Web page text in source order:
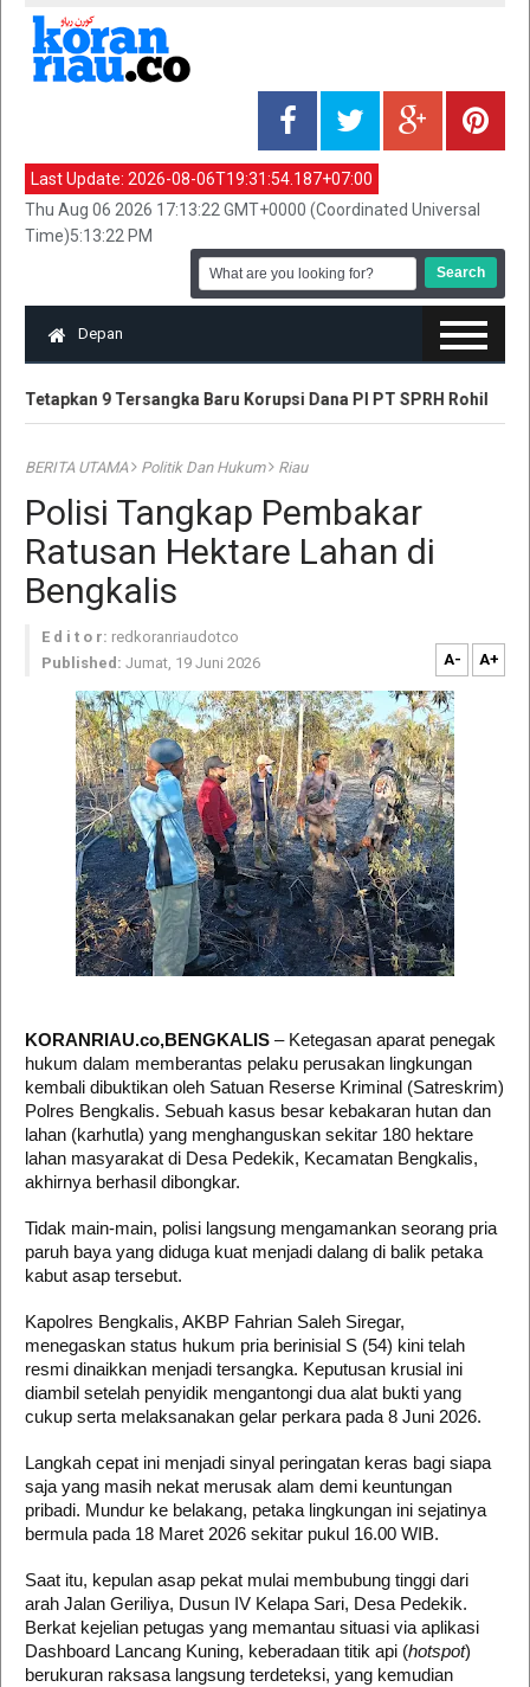
Last Update: 2026-08-06T19:31:54.187+07:00
Thu Aug 06 2026 17:13:22 GMT+0000 (Coordinated Universal
Time)5:13:22 PM
Depan
Tetapkan 9 Tersangka Baru Korupsi Dana PI PT SPRH Rohil
BERITA UTAMA Politik Dan Hukum Riau
Polisi Tangkap Pembakar
Ratusan Hektare Lahan di
Bengkalis
E d i t o r: redkoranriaudotco
Published: Jumat, 19 Juni 2026 A- A+
KORANRIAU.co,BENGKALIS – Ketegasan aparat penegak
hukum dalam memberantas pelaku perusakan lingkungan
kembali dibuktikan oleh Satuan Reserse Kriminal (Satreskrim)
Polres Bengkalis. Sebuah kasus besar kebakaran hutan dan
lahan (karhutla) yang menghanguskan sekitar 180 hektare
lahan masyarakat di Desa Pedekik, Kecamatan Bengkalis,
akhirnya berhasil dibongkar.
Tidak main-main, polisi langsung mengamankan seorang pria
paruh baya yang diduga kuat menjadi dalang di balik petaka
kabut asap tersebut.
Kapolres Bengkalis, AKBP Fahrian Saleh Siregar,
menegaskan status hukum pria berinisial S (54) kini telah
resmi dinaikkan menjadi tersangka. Keputusan krusial ini
diambil setelah penyidik mengantongi dua alat bukti yang
cukup serta melaksanakan gelar perkara pada 8 Juni 2026.
Langkah cepat ini menjadi sinyal peringatan keras bagi siapa
saja yang masih nekat merusak alam demi keuntungan
pribadi. Mundur ke belakang, petaka lingkungan ini sejatinya
bermula pada 18 Maret 2026 sekitar pukul 16.00 WIB.
Saat itu, kepulan asap pekat mulai membubung tinggi dari
arah Jalan Geriliya, Dusun IV Kelapa Sari, Desa Pedekik.
Berkat kejelian petugas yang memantau situasi via aplikasi
Dashboard Lancang Kuning, keberadaan titik api (hotspot)
berukuran raksasa langsung terdeteksi, yang kemudian